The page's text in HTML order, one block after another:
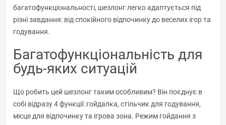
багатофункціональності, шезлонг легко адаптується під
різні завдання: від спокійного відпочинку до веселих ігор та
годування.
Багатофункціональність для
будь-яких ситуацій
Що робить цей шезлонг таким особливим? Він поєднує в
собі відразу 4 функції: гойдалка, стільчик для годування,
місце для відпочинку та ігрова зона. Режим гойдання з